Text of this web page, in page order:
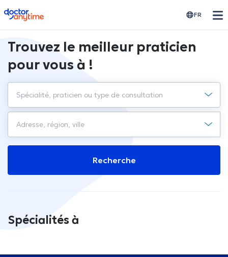
doctoranytime FR
Trouvez le meilleur praticien
pour vous à !
Recherche
Spécialités à